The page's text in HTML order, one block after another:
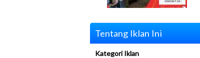
Tentang Iklan Ini
Kategori Iklan